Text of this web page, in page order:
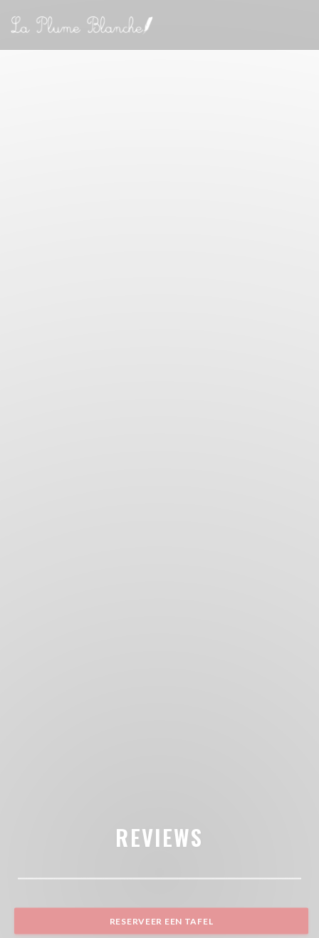
REVIEWS
RESERVEER EEN TAFEL